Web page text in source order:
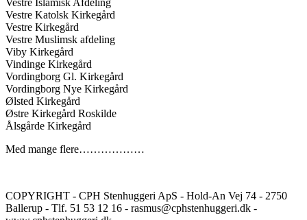
Vestre Islamisk Afdeling
Vestre Katolsk Kirkegård
Vestre Kirkegård
Vestre Muslimsk afdeling
Viby Kirkegård
Vindinge Kirkegård
Vordingborg Gl. Kirkegård
Vordingborg Nye Kirkegård
Ølsted Kirkegård
Østre Kirkegård Roskilde
Ålsgårde Kirkegård
Med mange flere………………
COPYRIGHT - CPH Stenhuggeri ApS - Hold-An Vej 74 - 2750
Ballerup - Tlf. 51 53 12 16 - rasmus@cphstenhuggeri.dk -